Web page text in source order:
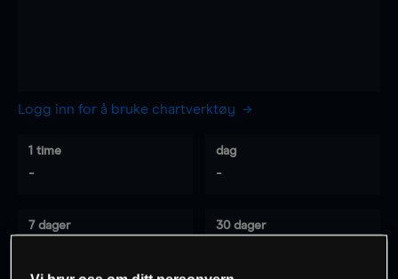
Logg inn for å bruke chartverktøy
1 time
-
dag
-
7 dager 30 dager